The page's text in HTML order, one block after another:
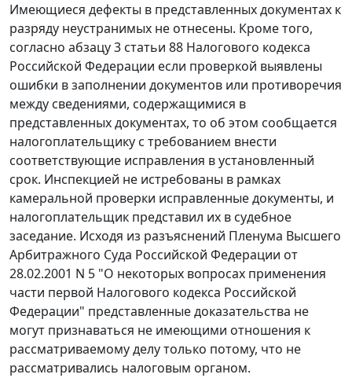
Имеющиеся дефекты в представленных документах к
разряду неустранимых не отнесены. Кроме того,
согласно абзацу 3 статьи 88 Налогового кодекса
Российской Федерации если проверкой выявлены
ошибки в заполнении документов или противоречия
между сведениями, содержащимися в
представленных документах, то об этом сообщается
налогоплательщику с требованием внести
соответствующие исправления в установленный
срок. Инспекцией не истребованы в рамках
камеральной проверки исправленные документы, и
налогоплательщик представил их в судебное
заседание. Исходя из разъяснений Пленума Высшего
Арбитражного Суда Российской Федерации от
28.02.2001 N 5 "О некоторых вопросах применения
части первой Налогового кодекса Российской
Федерации" представленные доказательства не
могут признаваться не имеющими отношения к
рассматриваемому делу только потому, что не
рассматривались налоговым органом.